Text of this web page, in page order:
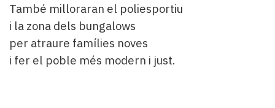
També milloraran el poliesportiu
i la zona dels bungalows
per atraure famílies noves
i fer el poble més modern i just.